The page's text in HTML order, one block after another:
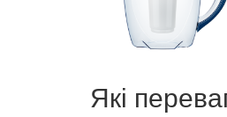
Які